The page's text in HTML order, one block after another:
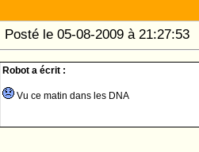
Posté le 05-08-2009 à
Robot a écrit :
Vu ce matin dans les DNA